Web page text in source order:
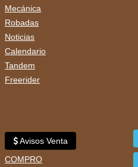
Mecánica
Robadas
Noticias
Calendario
Tandem
Freerider
Avisos Venta
COMPRO